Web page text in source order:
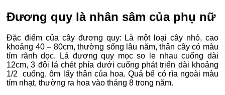
Đương quy là nhân sâm của phụ nữ
Đặc điểm của cây đương quy: Là một loại cây nhỏ, cao
khoảng 40 – 80cm, thường sống lâu năm, thân cây có màu
tím rãnh dọc. Lá đương quy mọc so le nhau cuống dài
12cm, 3 đôi lá chét phía dưới cuống phát triển dài khoảng
1/2 cuống, ôm lấy thân của hoa. Quả bế có rìa ngoài màu
tím nhạt, thường ra hoa vào tháng 8 trong năm.